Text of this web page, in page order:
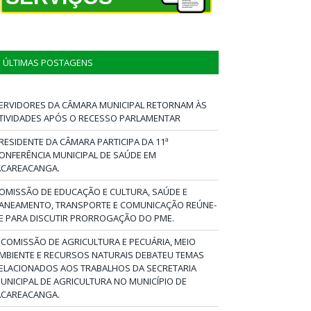
ÚLTIMAS POSTAGENS
DA CÂMARA MUNICIPAL RETORNAM ÀS
APÓS O RECESSO PARLAMENTAR
DA CÂMARA PARTICIPA DA 11ª
MUNICIPAL DE SAÚDE EM
DE EDUCAÇÃO E CULTURA, SAÚDE E
TRANSPORTE E COMUNICAÇÃO REÚNE-
PARA DISCUTIR PRORROGAÇÃO DO PME.
DE AGRICULTURA E PECUÁRIA, MEIO
E RECURSOS NATURAIS DEBATEU TEMAS
AOS TRABALHOS DA SECRETARIA
DE AGRICULTURA NO MUNICÍPIO DE